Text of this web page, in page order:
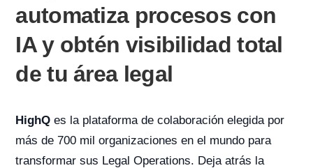
automatiza procesos con
IA y obtén visibilidad total
de tu área legal
HighQ es la plataforma de colaboración elegida por
más de 700 mil organizaciones en el mundo para
transformar sus Legal Operations. Deja atrás la